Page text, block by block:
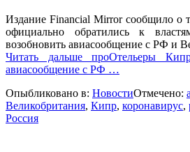
Издание Financial Mirror сообщило о
официально обратились к
возобновить авиасообщение с РФ и
Читать дальшепроОтельеры
авиасообщение с РФ …
Опыбликовано в: НовостиОтмечено:
Великобритания, Кипр, коронавирус,
Россия